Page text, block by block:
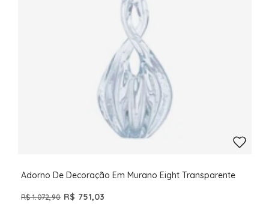
Adorno De Decoração Em Murano Eight Transparente
R$ 1.072,90 R$ 751,03